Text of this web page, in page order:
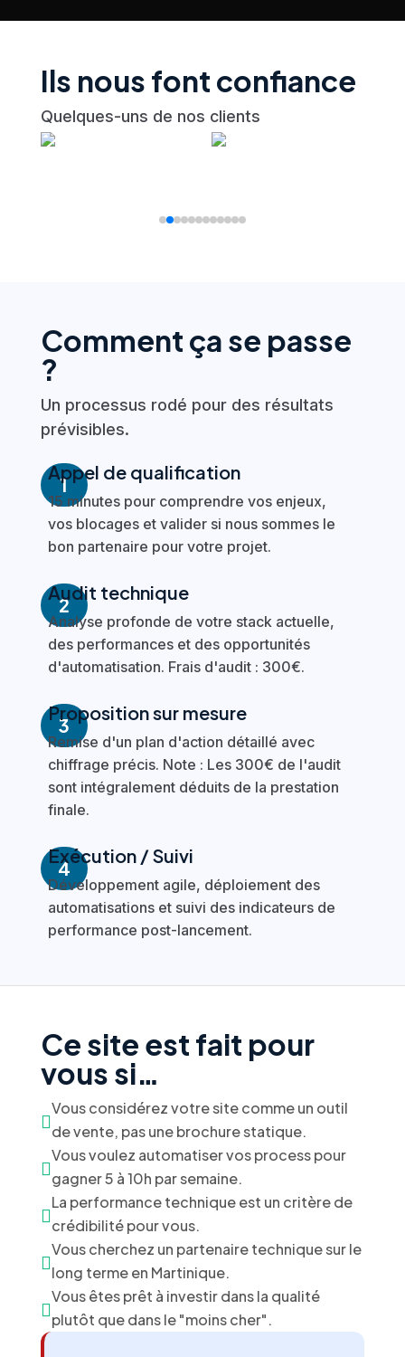
Ils nous font confiance
Quelques-uns de nos clients
Comment ça se passe
?
Un processus rodé pour des résultats
prévisibles.
1
Appel de qualification
15 minutes pour comprendre vos enjeux,
vos blocages et valider si nous sommes le
bon partenaire pour votre projet.
2
Audit technique
Analyse profonde de votre stack actuelle,
des performances et des opportunités
d'automatisation. Frais d'audit : 300€.
3
Proposition sur mesure
Remise d'un plan d'action détaillé avec
chiffrage précis. Note : Les 300€ de l'audit
sont intégralement déduits de la prestation
finale.
4
Exécution / Suivi
Développement agile, déploiement des
automatisations et suivi des indicateurs de
performance post-lancement.
Ce site est fait pour
vous si…

Vous considérez votre site comme un outil
de vente, pas une brochure statique.

Vous voulez automatiser vos process pour
gagner 5 à 10h par semaine.

La performance technique est un critère de
crédibilité pour vous.

Vous cherchez un partenaire technique sur le
long terme en Martinique.

Vous êtes prêt à investir dans la qualité
plutôt que dans le "moins cher".